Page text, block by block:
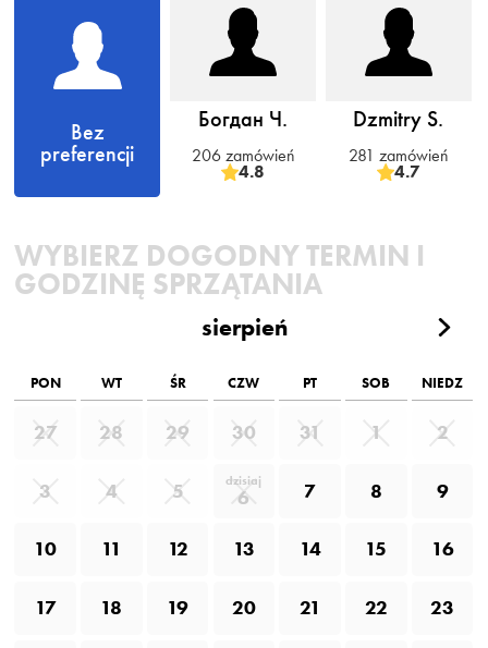
Bez
preferencji
Богдан Ч.
206 zamówień
4.8
Dzmitry S.
281 zamówień
4.7
WYBIERZ DOGODNY TERMIN I
GODZINĘ SPRZĄTANIA
sierpień
PON WT ŚR CZW PT SOB NIEDZ
27 28 29 30 31 1 2
3 4 5 dzisiaj
6 7 8 9
10 11 12 13 14 15 16
17 18 19 20 21 22 23